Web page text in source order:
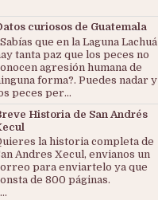
curiosos de Guatemala
que en la Laguna Lachuá
tanta paz que los peces no
agresión humana de
forma?. Puedes nadar y
peces per...
Historia de San Andrés
la historia completa de
Andres Xecul, envianos un
para enviartelo ya que
de 800 páginas.